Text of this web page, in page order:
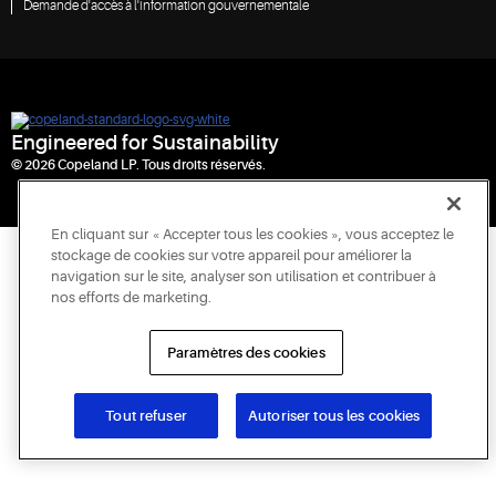
Demande d'accès à l'information gouvernementale
Engineered for Sustainability
© 2026 Copeland LP. Tous droits réservés.
En cliquant sur « Accepter tous les cookies », vous acceptez le
stockage de cookies sur votre appareil pour améliorer la
navigation sur le site, analyser son utilisation et contribuer à
nos efforts de marketing.
Paramètres des cookies
Tout refuser Autoriser tous les cookies